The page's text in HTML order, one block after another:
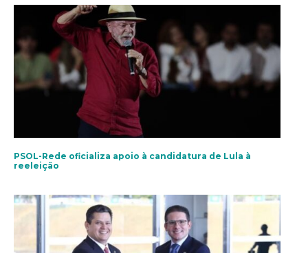
PSOL-Rede oficializa apoio à candidatura de Lula à
reeleição